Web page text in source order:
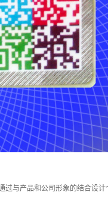
与产品和公司形象的结合设计